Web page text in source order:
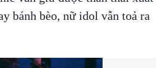
bánh bèo, nữ idol vẫn toả ra